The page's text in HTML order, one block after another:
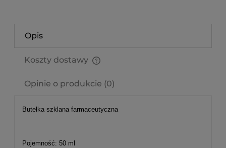
Opis
Koszty dostawy
Opinie o produkcie (0)
Butelka szklana farmaceutyczna
Pojemność: 50 ml